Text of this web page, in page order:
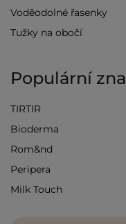
Voděodolné řasenky
Tužky na obočí
Populární
TIRTIR
Bioderma
Rom&nd
Peripera
Milk Touch